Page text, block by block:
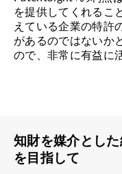
を提供してくれるこ
えている企業の特許
があるのではないか
ので、非常に有益に
知財を媒介とし
を目指して